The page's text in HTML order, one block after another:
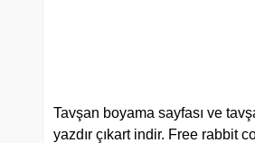
Tavşan boyama sayfası ve
yazdır çıkart indir. Free rabbit